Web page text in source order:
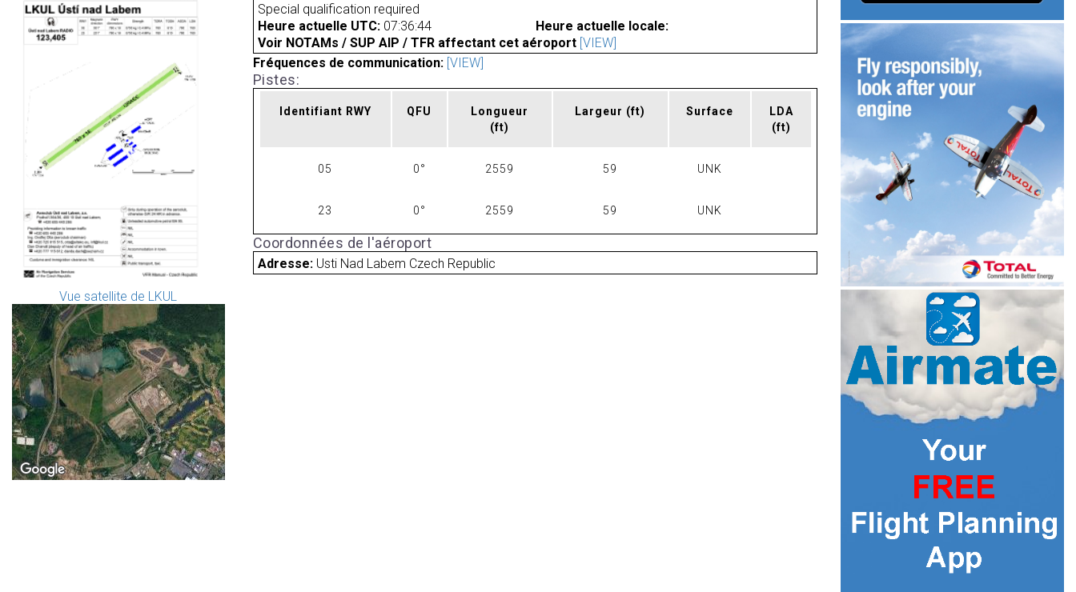
Vue satellite de LKUL
Special qualification required
Heure actuelle UTC: 07:36:44
Heure actuelle locale:
Voir NOTAMs / SUP AIP / TFR affectant cet aéroport [VIEW]
Fréquences de communication: [VIEW]
Pistes:
Identifiant RWY QFU
Longueur
(ft)
Largeur (ft) Surface
LDA
(ft)
05 0° 2559 59 UNK
23 0° 2559 59 UNK
Coordonnées de l'aéroport
Adresse: Usti Nad Labem Czech Republic